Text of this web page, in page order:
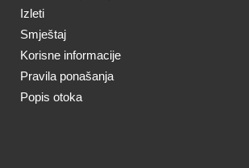
Izleti
Smještaj
Korisne informacije
Pravila ponašanja
Popis otoka